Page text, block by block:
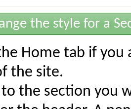
the style for a
Home tab if you
the site.
to the section you